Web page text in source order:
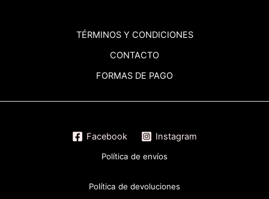
TÉRMINOS Y CONDICIONES
CONTACTO
FORMAS DE PAGO
Facebook Instagram
Política de envíos
Política de devoluciones